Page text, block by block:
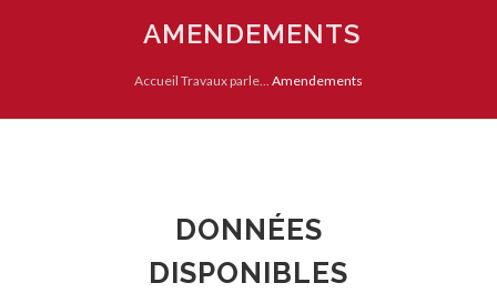
AMENDEMENTS
Accueil Travaux parle... Amendements
DONNÉES
DISPONIBLES